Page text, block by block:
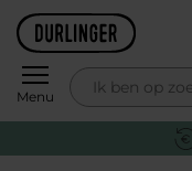
Skip to content
Menu